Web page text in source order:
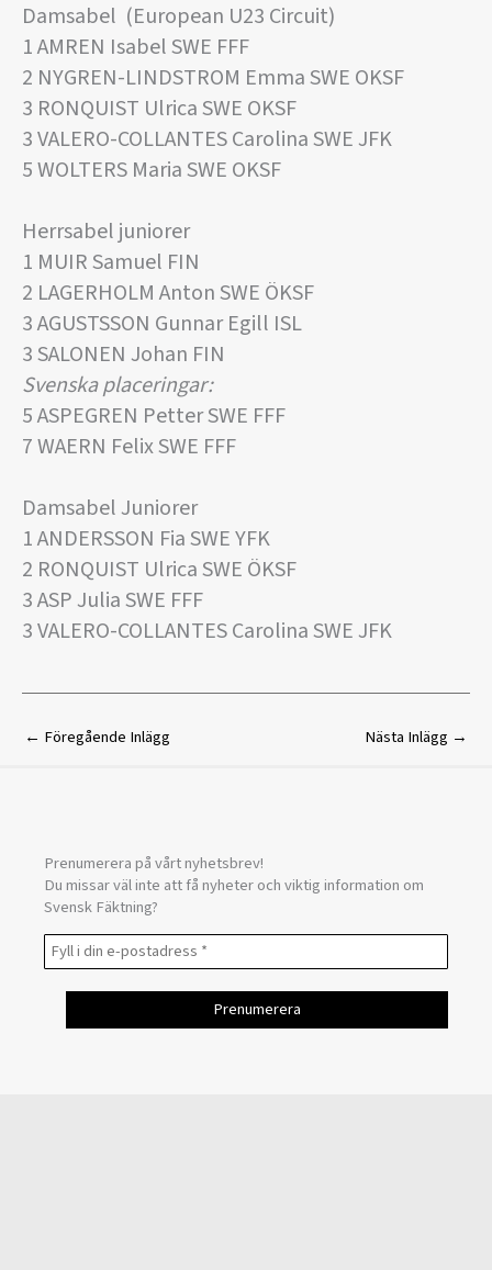
Damsabel (European U23 Circuit)
1 AMREN Isabel SWE FFF
2 NYGREN-LINDSTROM Emma SWE OKSF
3 RONQUIST Ulrica SWE OKSF
3 VALERO-COLLANTES Carolina SWE JFK
5 WOLTERS Maria SWE OKSF
Herrsabel juniorer
1 MUIR Samuel FIN
2 LAGERHOLM Anton SWE ÖKSF
3 AGUSTSSON Gunnar Egill ISL
3 SALONEN Johan FIN
Svenska placeringar:
5 ASPEGREN Petter SWE FFF
7 WAERN Felix SWE FFF
Damsabel Juniorer
1 ANDERSSON Fia SWE YFK
2 RONQUIST Ulrica SWE ÖKSF
3 ASP Julia SWE FFF
3 VALERO-COLLANTES Carolina SWE JFK
← Föregående Inlägg Nästa Inlägg →
Prenumerera på vårt nyhetsbrev!
Du missar väl inte att få nyheter och viktig information om
Svensk Fäktning?